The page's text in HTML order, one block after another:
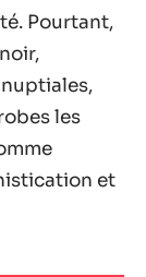
Pourtant,
les
et